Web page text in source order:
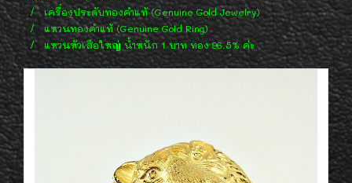
เครื่องประดับทองคำแท้ (Genuine Gold Jewelry)
แหวนทองคำแท้ (Genuine Gold Ring)
แหวนหัวเสือใหญ่ น้ำหนัก 1 บาท ทอง 96.5% ค่ะ